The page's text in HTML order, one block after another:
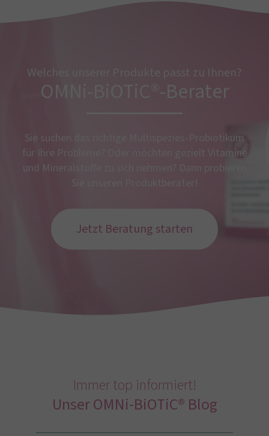
Welches unserer Produkte passt zu Ihnen?
OMNi-BiOTiC®-Berater
Sie suchen das richtige Multispezies-Probiotikum
für Ihre Probleme? Oder möchten gezielt Vitamine
und Mineralstoffe zu sich nehmen? Dann probieren
Sie unseren Produktberater!
Jetzt Beratung starten
Immer top informiert!
Unser OMNi-BiOTiC® Blog